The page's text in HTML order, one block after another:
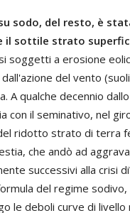
sodo, del resto, è
il sottile strato
soggetti a erosione
del vento
A qualche decennio
con il seminativo, nel
ridotto strato di terra
che andò ad
successivi alla crisi
del regime
le deboli curve di